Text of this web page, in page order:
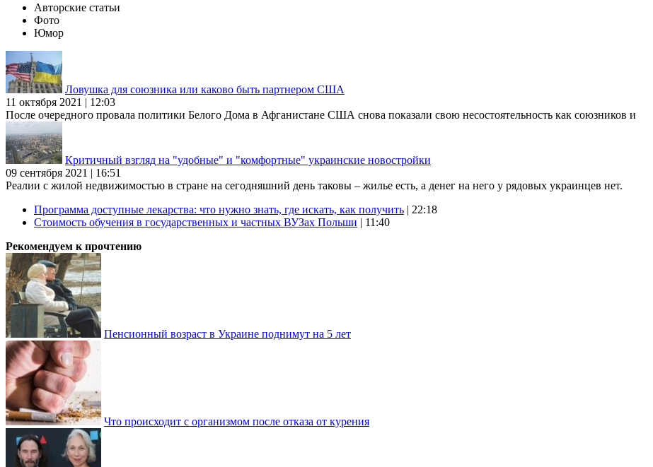
Авторские статьи
Фото
Юмор
Ловушка для союзника или каково быть партнером США
11 октября 2021 | 12:03
После очередного провала политики Белого Дома в Афганистане США снова показали свою несостоятельность как союзников и
Критичный взгляд на "удобные" и "комфортные" украинские новостройки
09 сентября 2021 | 16:51
Реалии с жилой недвижимостью в стране на сегодняшний день таковы – жилье есть, а денег на него у рядовых украинцев нет.
Программа доступные лекарства: что нужно знать, где искать, как получить | 22:18
Стоимость обучения в государственных и частных ВУЗах Польши | 11:40
Рекомендуем к прочтению
Пенсионный возраст в Украине поднимут на 5 лет
Что происходит с организмом после отказа от курения